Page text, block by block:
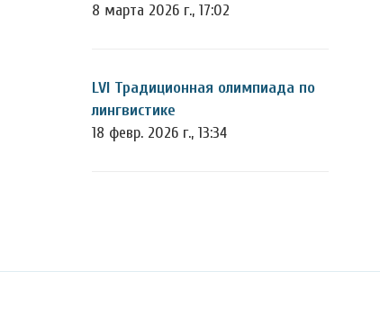
8 марта 2026 г., 17:02
LVI Традиционная олимпиада по
лингвистике
18 февр. 2026 г., 13:34